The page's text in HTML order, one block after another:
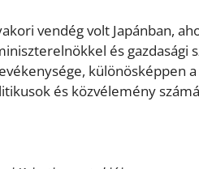
vendég volt Japánban,
és gazdasági
különösképpen
és közvélemény